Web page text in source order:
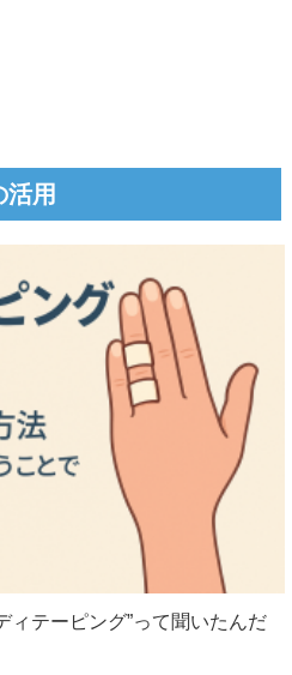
活用
ィテーピング”って聞いたんだ